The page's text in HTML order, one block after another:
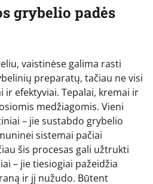
grybelio padės
vaistinėse galima rasti
preparatų, tačiau ne visi
ir efektyviai. Tepalai, kremai ir
medžiagomis. Vieni
– jie sustabdo grybelio
sistemai pačiai
šis procesas gali užtrukti
– jie tiesiogiai pažeidžia
ir jį nužudo. Būtent